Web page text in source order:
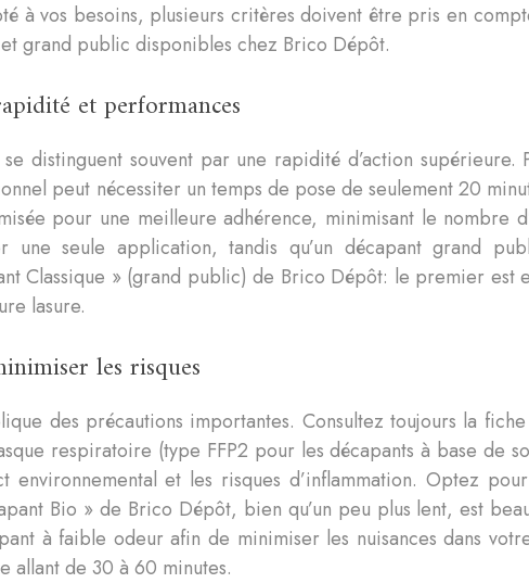
à vos besoins, plusieurs critères doivent être pris en
grand public disponibles chez Brico Dépôt.
et performances
se distinguent souvent par une rapidité d’action
peut nécessiter un temps de pose de seulement 20
pour une meilleure adhérence, minimisant le nombre
une seule application, tandis qu’un décapant grand
Classique » (grand public) de Brico Dépôt: le premier
lasure.
les risques
des précautions importantes. Consultez toujours la
respiratoire (type FFP2 pour les décapants à base de
environnemental et les risques d’inflammation. Optez
Bio » de Brico Dépôt, bien qu’un peu plus lent, est
à faible odeur afin de minimiser les nuisances dans
allant de 30 à 60 minutes.